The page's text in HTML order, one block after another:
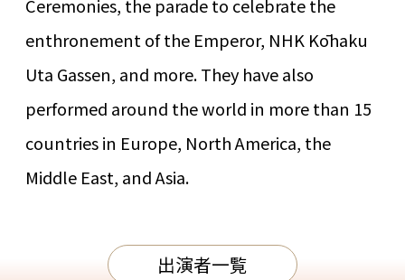
Ceremonies, the parade to celebrate the
enthronement of the Emperor, NHK Kōhaku
Uta Gassen, and more. They have also
performed around the world in more than 15
countries in Europe, North America, the
Middle East, and Asia.
出演者一覧